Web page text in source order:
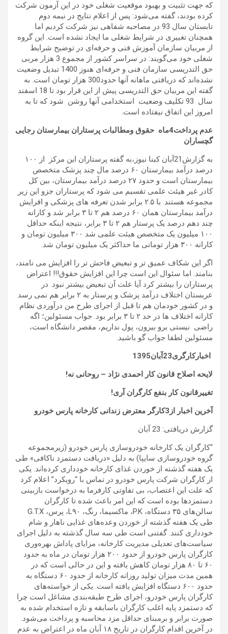
که جهت تثبیت و بهبود موقعیت شغلی خود در این آزمون شرکت
کرده بودند، گفته می‌شود: پس از اعلام نتایج در نیمه دوم
تابستان سال 93 در مصاحبه شفاهی نیز شرکت کردیم اما
همچنان تغییری در شرایط شغلی ما ایجاد نشده است. این گروه
از مربیان سازمان آموزش فنی و حرفه‌ای در توضیح شرایط
شغلی خود می‌گویند: در سراسر کشور از مجموع 3 هزار مربی
حق التدریسی سازمان فنی و حرفه‌ای هنوز 1400 تبدیل وضعیت
نشده‌اند که دریافتی ماهانه آنها حدود300 هزار تومان است. به
گفته این مربیان حق التدریسی پیش از این قرار بود تا 18 اسفند
سال 93 تکلیف وضعیت استخدامی آنها روشن شود که تا به
امروز این اتفاق نیفتاده است.
عدم پرداخت4ماه حقوق ومطالبات پرستاران بیمارستان رجایی
گچساران
به گزارش21آبان کبنا نیوز،به گفته پرستاران این مرکز از ۱۰۰
درصد درآمد بیمارستان ۶۰ درصد مال چند پزشک متخصص
بیمارستان است و حدود ۲۷ درصد درآمد بیمارستان، بین کل
کادر غیر هیئت علمی تقسیم می شود که پرستاران جزو این زیر
مجموعه هستند. با ۲.۵ برابر شدن تعرفه های پزشکی و افرایش
درآمد بیمارستان همان ۶۰ درصد هم ۲ تا ۳ برابر شد و کارانه
چند دهم درصد یک پرستار هم ۲ تا ۳ برابر، نتیجه اینکه حداقل
۱۰۰ میلیون یک متخصص هیئت علمی شد ۳۰۰ میلیون تومان و
کارانه ۳۰۰ هزار تومانی ما حداکثر یک میلیون تومان شد.
اگر این شکاف عمیق تر و تبعیض فاحش تر را افزایش می نامند،
بنامند. اما سئوال این است چرا این افزایش حقوق!!! اعتراض
پرستاران را بیشتر کرد آیا علت آن تبعیض بیشتر نبود. در
عربستان اختلاف درآمد پزشک و پرستار به ۲ برابر هم نمی رسد
و در کشور خودمان هم تا قبل از اجرای طرح من درآوردی نظام
کارانه اختلاف ها در حد ۲ تا ۳ برابر بود. جواب مسئولین؛ اگه
راضی نیستی برو بیرون، پول نداریم، مقصر دانشگاه است،
مسئولین لطفا جواب گو باشید.
اخبارکارگری23آبان1395
لایحه اصلاح قانون کار احمدی نژاد – روحانی نه!
تغییرقانون کار بنفع کارگران آری!
آخرین اخبار از3کارگر معترض زندانی کارخانه پارس خودرو
گزارش دریافتی: 23 آبان
“کارگران یک کارخانه خودروسازی پارس خودرو (زیرمجموعه
گروه خودروسازی سایپا) به دلیل «دریافت دستمزد ناکافی» طی
یک هفته گذشته از خوردن غذای کارخانه خودداری کرده‌اند. یکی
از کارگران شرکت پارس خودرو در تماس با “رویکرد” اعلام کرد
که علت این اعتصاب، بی تفاوتی کارفرما به درخواست بازبینی
دستمزدها بوده است که این امر باعث شده تا کارگران
سالن‌های ۳۵ دستگاه، P.K، ماکسیما، رنگ، L۹۰، پرس، G.T.X
طی یک هفته گذشته از خوردن وعده‌های غذایی ناهار و شام
خودداری کنند. گفتنی است طی سه سال گذشته به دلیل اجرای
سیاست‌های تعدیلی مدیریت کارخانه، مزایای پاداش بهره‌وری
کارگران پارس خودرو از حدود ۲۰۰ هزار تومان در ماه به حدود
۶۰ تا ۸۰ هزار تومان کاهش یافته و این در حالی است که در
همین مدت میزان تولید روزانه کارخانه از حدود ۶۰ دستگاه به
حدود ۶۰۰ دستگاه افزایش یافته است. یکی از خواسته‌های
کارگران پارس خودرو، اجرای طرح طبقه‌بندی مشاغل است چرا
که دستمزد پایه اغلب کارگران باسابقه و تازه استخدام شده به
صورت برابر و برمبنای حداقل مزد محاسبه و پرداخت می‌شود.
در آخرين اقدام كارگران در تاريخ ١٨ آبان ماه در اعتراض به عدم